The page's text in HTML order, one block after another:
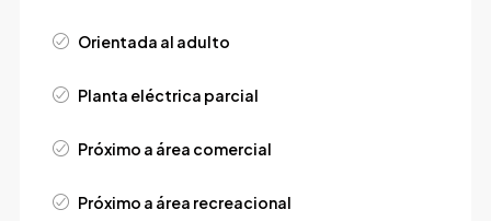
Orientada al adulto
Planta eléctrica parcial
Próximo a área comercial
Próximo a área recreacional